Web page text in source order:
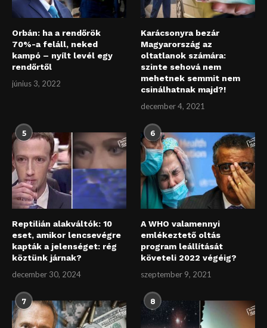
Orbán: ha a rendőrök
70%-a feláll, neked
kampó – nyílt levél egy
rendőrtől
június 3, 2022
Karácsonyra bezár
Magyarország az
oltatlanok számára:
szinte sehová nem
mehetnek semmit nem
csinálhatnak majd?!
december 4, 2021
5
Reptilián alakváltók: 10
eset, amikor lencsevégre
kapták a jelenséget: rég
köztünk járnak?
december 30, 2024
6
A WHO valamennyi
emlékeztető oltás
program leállítását
követeli 2022 végéig?
szeptember 9, 2021
7 8